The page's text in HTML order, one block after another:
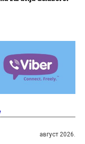
август 2026.